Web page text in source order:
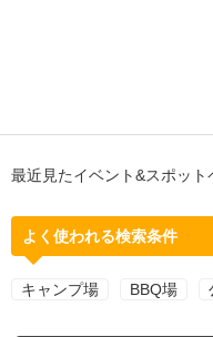
最近見たイベント&スポット
よく使われる検索条件
キャンプ場 BBQ場